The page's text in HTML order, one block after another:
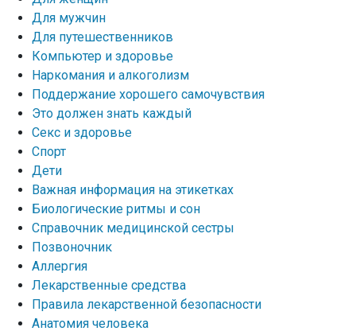
Для мужчин
Для путешественников
Компьютер и здоровье
Наркомания и алкоголизм
Поддержание хорошего самочувствия
Это должен знать каждый
Секс и здоровье
Спорт
Дети
Важная информация на этикетках
Биологические ритмы и сон
Справочник медицинской сестры
Позвоночник
Аллергия
Лекарственные средства
Правила лекарственной безопасности
Aнатомия человека